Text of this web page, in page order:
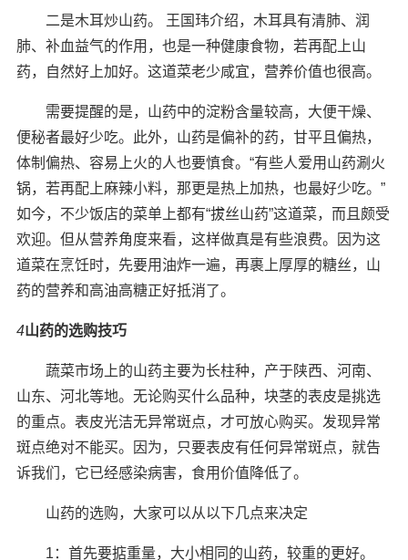
二是木耳炒山药。 王国玮介绍，木耳具有清肺、润
肺、补血益气的作用，也是一种健康食物，若再配上山
药，自然好上加好。这道菜老少咸宜，营养价值也很高。
需要提醒的是，山药中的淀粉含量较高，大便干燥、
便秘者最好少吃。此外，山药是偏补的药，甘平且偏热，
体制偏热、容易上火的人也要慎食。“有些人爱用山药涮火
锅，若再配上麻辣小料，那更是热上加热，也最好少吃。”
如今，不少饭店的菜单上都有“拔丝山药”这道菜，而且颇受
欢迎。但从营养角度来看，这样做真是有些浪费。因为这
道菜在烹饪时，先要用油炸一遍，再裹上厚厚的糖丝，山
药的营养和高油高糖正好抵消了。
4山药的选购技巧
蔬菜市场上的山药主要为长柱种，产于陕西、河南、
山东、河北等地。无论购买什么品种，块茎的表皮是挑选
的重点。表皮光洁无异常斑点，才可放心购买。发现异常
斑点绝对不能买。因为，只要表皮有任何异常斑点，就告
诉我们，它已经感染病害，食用价值降低了。
山药的选购，大家可以从以下几点来决定
1：首先要掂重量，大小相同的山药，较重的更好。